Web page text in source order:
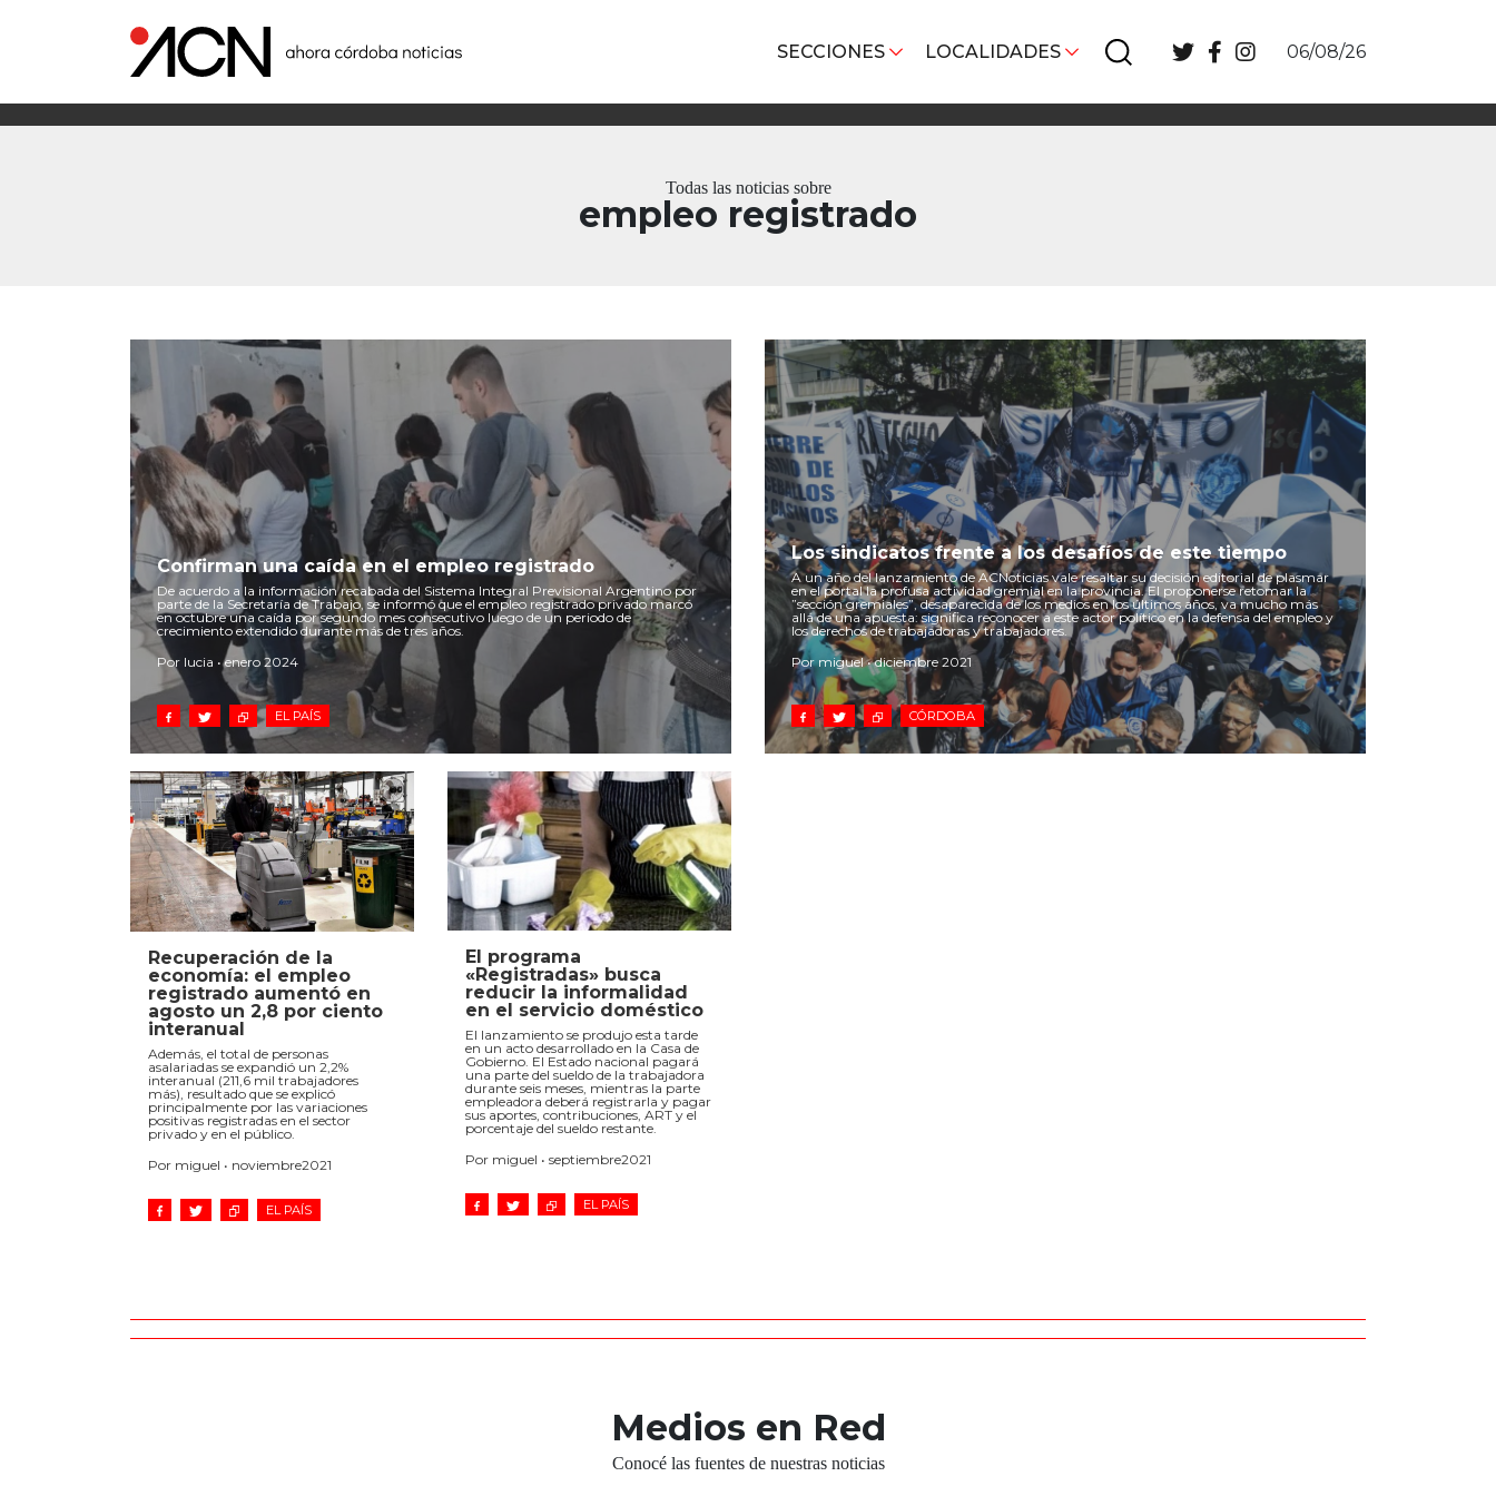
SECCIONES LOCALIDADES 06/08/26
Todas las noticias sobre
empleo registrado
Confirman una caída en el empleo registrado
De acuerdo a la información recabada del Sistema Integral Previsional Argentino por
parte de la Secretaría de Trabajo, se informó que el empleo registrado privado marcó
en octubre una caída por segundo mes consecutivo luego de un periodo de
crecimiento extendido durante más de tres años.
Por lucia • enero 2024
EL PAÍS
Los sindicatos frente a los desafíos de este tiempo
A un año del lanzamiento de ACNoticias vale resaltar su decisión editorial de plasmar
en el portal la profusa actividad gremial en la provincia. El proponerse retomar la
”sección gremiales”, desaparecida de los medios en los últimos años, va mucho más
allá de una apuesta: significa reconocer a este actor político en la defensa del empleo y
los derechos de trabajadoras y trabajadores.
Por miguel • diciembre 2021
CÓRDOBA
Recuperación de la
economía: el empleo
registrado aumentó en
agosto un 2,8 por ciento
interanual
Además, el total de personas
asalariadas se expandió un 2,2%
interanual (211,6 mil trabajadores
más), resultado que se explicó
principalmente por las variaciones
positivas registradas en el sector
privado y en el público.
Por miguel • noviembre2021
EL PAÍS
El programa
«Registradas» busca
reducir la informalidad
en el servicio doméstico
El lanzamiento se produjo esta tarde
en un acto desarrollado en la Casa de
Gobierno. El Estado nacional pagará
una parte del sueldo de la trabajadora
durante seis meses, mientras la parte
empleadora deberá registrarla y pagar
sus aportes, contribuciones, ART y el
porcentaje del sueldo restante.
Por miguel • septiembre2021
EL PAÍS
Medios en Red
Conocé las fuentes de nuestras noticias